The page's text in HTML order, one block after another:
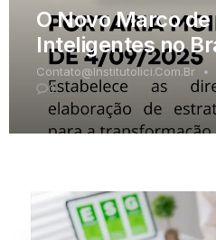
O Novo Marco de
Inteligentes no
Contato@institutolici.com.br
0